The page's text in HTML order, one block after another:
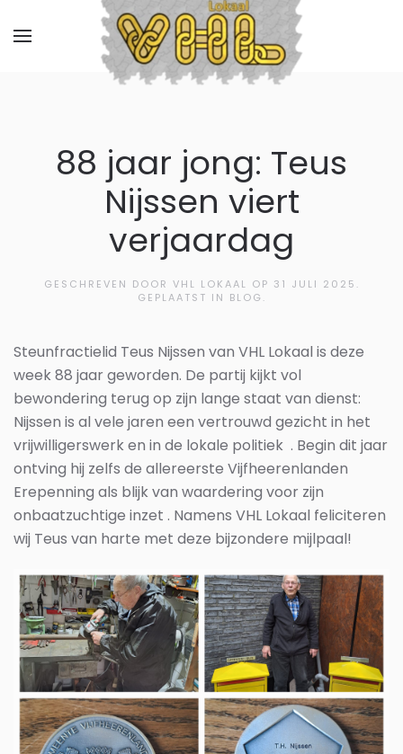
88 jaar jong: Teus
Nijssen viert
verjaardag
GESCHREVEN DOOR VHL LOKAAL OP 31 JULI 2025 .
GEPLAATST IN BLOG.
Steunfractielid Teus Nijssen van VHL Lokaal is deze
week 88 jaar geworden. De partij kijkt vol
bewondering terug op zijn lange staat van dienst:
Nijssen is al vele jaren een vertrouwd gezicht in het
vrijwilligerswerken in de lokale politiek . Begin dit jaar
ontving hij zelfs de allereerste Vijfheerenlanden
Erepenning als blijk van waardering voor zijn
onbaatzuchtige inzet . Namens VHL Lokaal feliciteren
wij Teus van harte met deze bijzondere mijlpaal!